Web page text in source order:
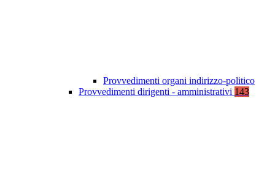
Provvedimenti organi indirizzo-politico
Provvedimenti dirigenti - amministrativi 143